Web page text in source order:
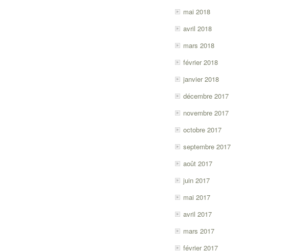
mai 2018
avril 2018
mars 2018
février 2018
janvier 2018
décembre 2017
novembre 2017
octobre 2017
septembre 2017
août 2017
juin 2017
mai 2017
avril 2017
mars 2017
février 2017